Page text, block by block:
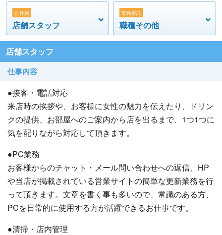
〇残業代別途支給
〇ランチ無料
〇大入り手当あり
〇住宅手当て：40,000円 / 月
〇異動手当て：30,000円 / 月
〇子ども手当て：5,000円 / 人
〇勤続手当：5,000円 / 年
〇日払い制度あり（上限3,000円）
〇車両手当てあり
以上のように業界最高クラスの待遇・環境で働く事が可能
です。
学歴・性別・これまでの職歴は一切不問！異業種からの転
職者や未経験の方も大歓迎◎
当社には、キャスト経験を活かして活躍中の女性スタッフ
も多数在籍しており、様々なバックグラウンドを持つ社員
が個性を発揮しています！
正社員
店舗スタッフ
業務委託
職種その他
店舗スタッフ
仕事内容
●接客・電話対応
来店時の挨拶や、お客様に女性の魅力を伝えたり、ドリン
クの提供、お部屋へのご案内から店を出るまで、1つ1つに
気を配りながら対応して頂きます。
●PC業務
お客様からのチャット・メール問い合わせへの返信、HP
や当店が掲載されている営業サイトの簡単な更新業務を行
って頂きます。文章を書く事も多いので、常識のある方、
PCを日常的に使用する方が活躍できるお仕事です。
●清掃・店内管理